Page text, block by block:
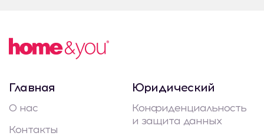
Главная
О нас
Контакты
Юридический
Конфиденциальность
и защита данных